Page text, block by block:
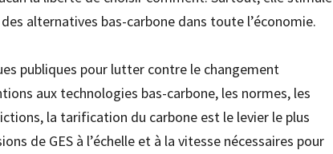
alternatives bas-carbone dans toute l’économie.
publiques pour lutter contre le changement
aux technologies bas-carbone, les normes, les
la tarification du carbone est le levier le plus
de GES à l’échelle et à la vitesse nécessaires pour